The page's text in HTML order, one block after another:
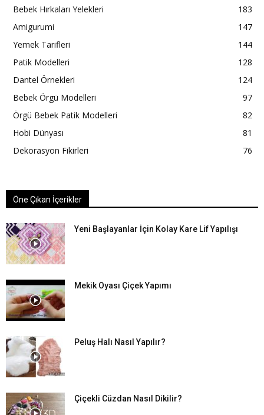
Bebek Hırkaları Yelekleri
183
Amigurumi
147
Yemek Tarifleri
144
Patik Modelleri
128
Dantel Örnekleri
124
Bebek Örgü Modelleri
97
Örgü Bebek Patik Modelleri
82
Hobi Dünyası
81
Dekorasyon Fikirleri
76
Öne Çıkan İçerikler
Yeni Başlayanlar İçin Kolay Kare Lif Yapılışı
Mekik Oyası Çiçek Yapımı
Peluş Halı Nasıl Yapılır?
Çiçekli Cüzdan Nasıl Dikilir?